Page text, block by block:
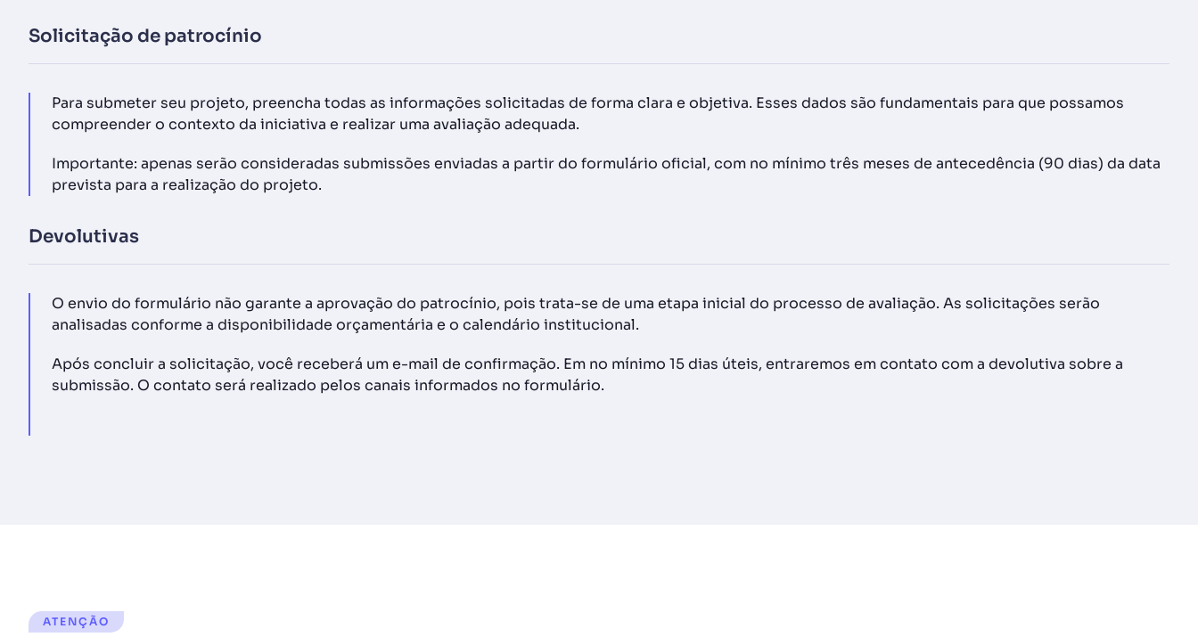
Solicitação de patrocínio
Para submeter seu projeto, preencha todas as informações solicitadas de forma clara e objetiva. Esses dados são fundamentais para que possamos
compreender o contexto da iniciativa e realizar uma avaliação adequada.
Importante: apenas serão consideradas submissões enviadas a partir do formulário oficial, com no mínimo três meses de antecedência (90 dias) da data
prevista para a realização do projeto.
Devolutivas
O envio do formulário não garante a aprovação do patrocínio, pois trata-se de uma etapa inicial do processo de avaliação. As solicitações serão
analisadas conforme a disponibilidade orçamentária e o calendário institucional.
Após concluir a solicitação, você receberá um e-mail de confirmação. Em no mínimo 15 dias úteis, entraremos em contato com a devolutiva sobre a
submissão. O contato será realizado pelos canais informados no formulário.
ATENÇÃO